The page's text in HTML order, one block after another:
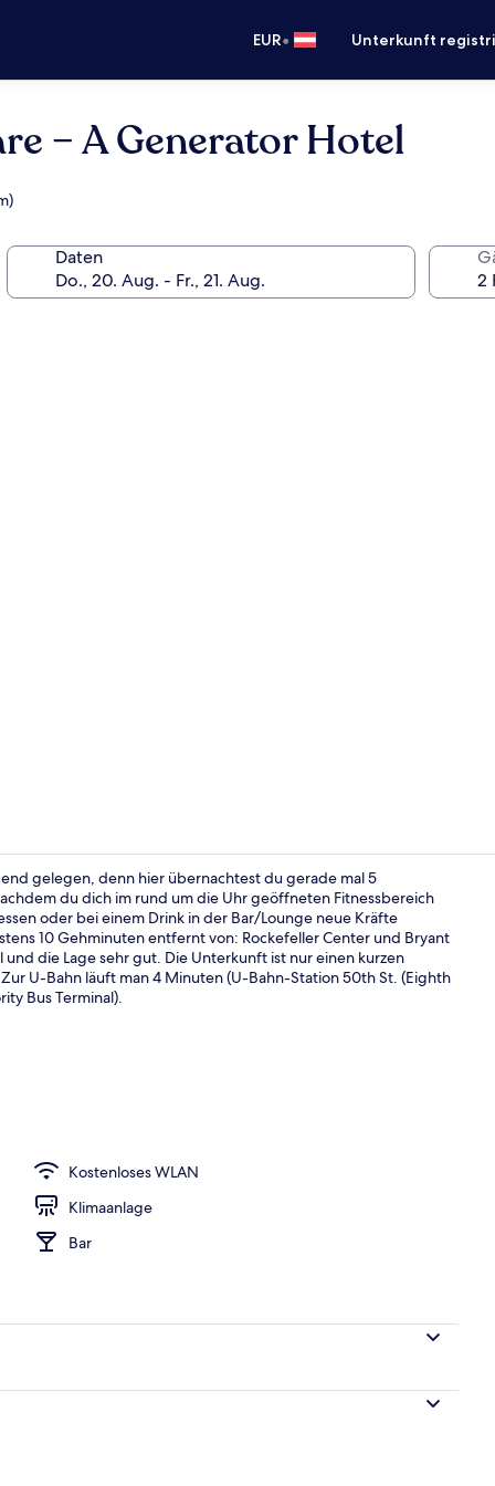
EUR• Unterkunft
– A Generator Hotel
Daten
Lobby-
gelegen, denn hier übernachtest du gerade mal 5
du dich im rund um die Uhr geöffneten Fitnessbereich
oder bei einem Drink in der Bar/Lounge neue Kräfte
10 Gehminuten entfernt von: Rockefeller Center und Bryant
die Lage sehr gut. Die Unterkunft ist nur einen kurzen
U-Bahn läuft man 4 Minuten (U-Bahn-Station 50th St. (Eighth
Bus Terminal).
Kostenloses WLAN
Klimaanlage
Bar